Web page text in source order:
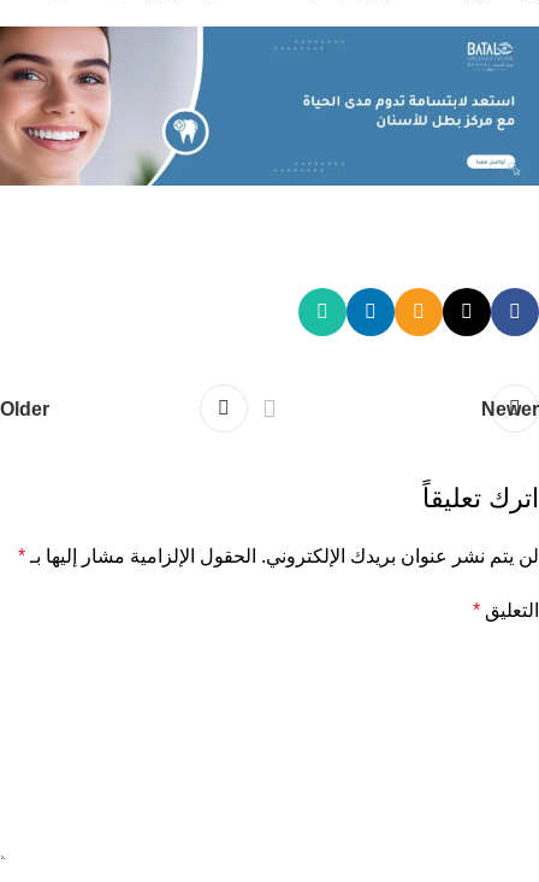
Newer
Older
اترك تعليقاً
لن يتم نشر عنوان بريدك الإلكتروني. الحقول الإلزامية مشار إليها بـ *
التعليق *